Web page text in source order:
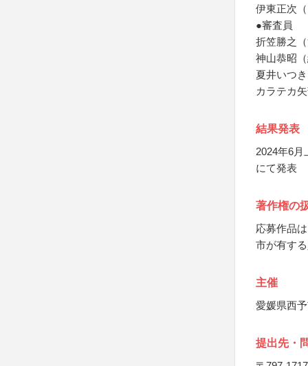
伊東正次
●審査員
折笠勝之
神山恭昭
夏井いつ
カラテカ
結果発表
2024年6
にて発表
著作権の
応募作品
市が有す
主催
愛媛県西
提出先・